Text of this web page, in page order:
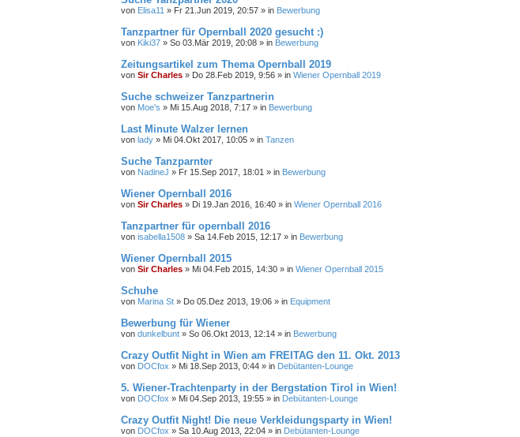
von Elisa11 » Fr 21.Jun 2019, 20:57 » in Bewerbung
Tanzpartner für Opernball 2020 gesucht :)
von Kiki37 » So 03.Mär 2019, 20:08 » in Bewerbung
Zeitungsartikel zum Thema Opernball 2019
von Sir Charles » Do 28.Feb 2019, 9:56 » in Wiener Opernball 2019
Suche schweizer Tanzpartnerin
von Moe's » Mi 15.Aug 2018, 7:17 » in Bewerbung
Last Minute Walzer lernen
von lady » Mi 04.Okt 2017, 10:05 » in Tanzen
Suche Tanzparnter
von NadineJ » Fr 15.Sep 2017, 18:01 » in Bewerbung
Wiener Opernball 2016
von Sir Charles » Di 19.Jan 2016, 16:40 » in Wiener Opernball 2016
Tanzpartner für opernball 2016
von isabella1508 » Sa 14.Feb 2015, 12:17 » in Bewerbung
Wiener Opernball 2015
von Sir Charles » Mi 04.Feb 2015, 14:30 » in Wiener Opernball 2015
Schuhe
von Marina St » Do 05.Dez 2013, 19:06 » in Equipment
Bewerbung für Wiener
von dunkelbunt » So 06.Okt 2013, 12:14 » in Bewerbung
Crazy Outfit Night in Wien am FREITAG den 11. Okt. 2013
von DOCfox » Mi 18.Sep 2013, 0:44 » in Debütanten-Lounge
5. Wiener-Trachtenparty in der Bergstation Tirol in Wien!
von DOCfox » Mi 04.Sep 2013, 19:55 » in Debütanten-Lounge
Crazy Outfit Night! Die neue Verkleidungsparty in Wien!
von DOCfox » Sa 10.Aug 2013, 22:04 » in Debütanten-Lounge